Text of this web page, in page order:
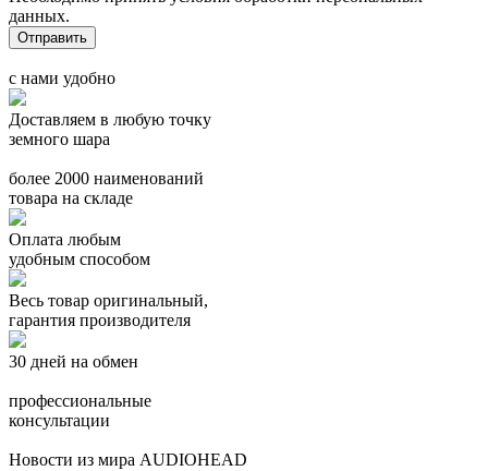
данных.
с нами удобно
Доставляем в любую точку
земного шара
более 2000 наименований
товара на складе
Оплата любым
удобным способом
Весь товар оригинальный,
гарантия производителя
30 дней на обмен
профессиональные
консультации
Новости из мира AUDIOHEAD